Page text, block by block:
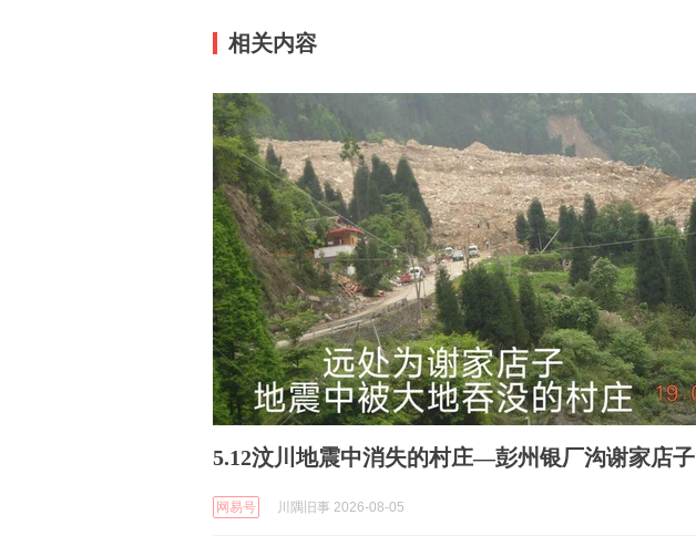
相关内容
5.12汶川地震中消失的村庄—彭州银厂沟谢家店子
网易号 川隅旧事 2026-08-05